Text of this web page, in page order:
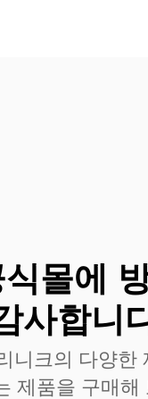
몰에
사합니
니크의 다양한
제품을 구매해